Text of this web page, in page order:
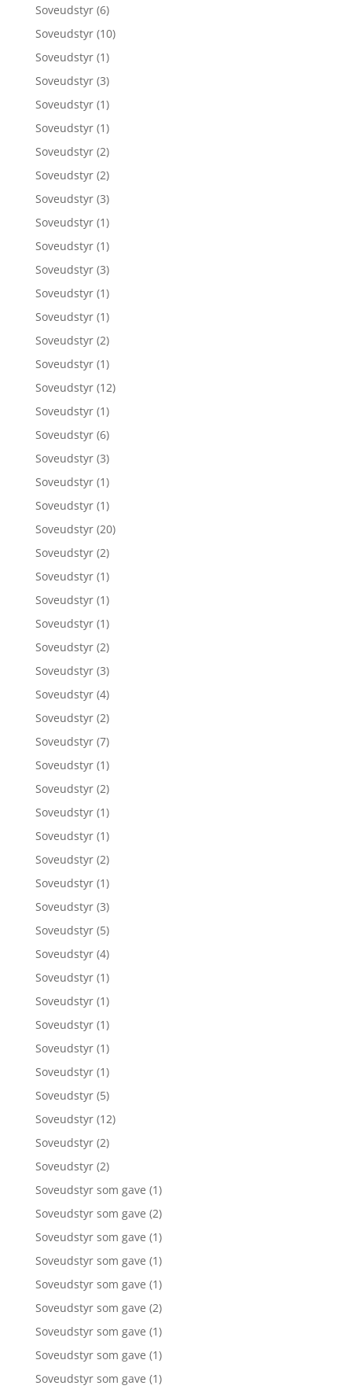
Soveudstyr (6)
Soveudstyr (10)
Soveudstyr (1)
Soveudstyr (3)
Soveudstyr (1)
Soveudstyr (1)
Soveudstyr (2)
Soveudstyr (2)
Soveudstyr (3)
Soveudstyr (1)
Soveudstyr (1)
Soveudstyr (3)
Soveudstyr (1)
Soveudstyr (1)
Soveudstyr (2)
Soveudstyr (1)
Soveudstyr (12)
Soveudstyr (1)
Soveudstyr (6)
Soveudstyr (3)
Soveudstyr (1)
Soveudstyr (1)
Soveudstyr (20)
Soveudstyr (2)
Soveudstyr (1)
Soveudstyr (1)
Soveudstyr (1)
Soveudstyr (2)
Soveudstyr (3)
Soveudstyr (4)
Soveudstyr (2)
Soveudstyr (7)
Soveudstyr (1)
Soveudstyr (2)
Soveudstyr (1)
Soveudstyr (1)
Soveudstyr (2)
Soveudstyr (1)
Soveudstyr (3)
Soveudstyr (5)
Soveudstyr (4)
Soveudstyr (1)
Soveudstyr (1)
Soveudstyr (1)
Soveudstyr (1)
Soveudstyr (1)
Soveudstyr (5)
Soveudstyr (12)
Soveudstyr (2)
Soveudstyr (2)
Soveudstyr som gave (1)
Soveudstyr som gave (2)
Soveudstyr som gave (1)
Soveudstyr som gave (1)
Soveudstyr som gave (1)
Soveudstyr som gave (2)
Soveudstyr som gave (1)
Soveudstyr som gave (1)
Soveudstyr som gave (1)